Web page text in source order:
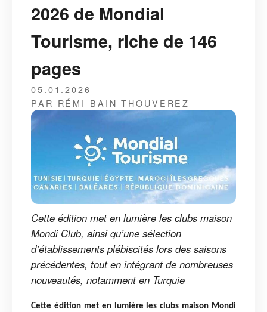
2026 de Mondial
Tourisme, riche de 146
pages
05.01.2026
PAR RÉMI BAIN THOUVEREZ
Cette édition met en lumière les clubs maison
Mondi Club, ainsi qu’une sélection
d’établissements plébiscités lors des saisons
précédentes, tout en intégrant de nombreuses
nouveautés, notamment en Turquie
Cette édition met en lumière les clubs maison Mondi